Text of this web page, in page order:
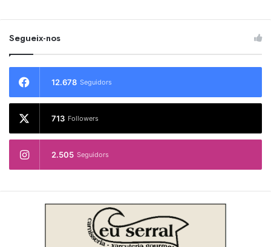
Segueix-nos
12.678 Seguidors
713 Followers
2.505 Seguidors